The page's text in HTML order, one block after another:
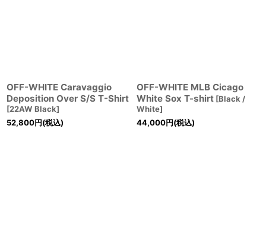
OFF-WHITE Caravaggio
Deposition Over S/S T-Shirt
[22AW Black]
52,800円(税込)
OFF-WHITE MLB Cicago
White Sox T-shirt [Black /
White]
44,000円(税込)